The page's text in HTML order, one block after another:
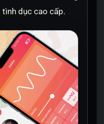
dục cao cấp.